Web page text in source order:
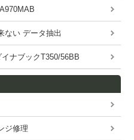
い データ抽出
ナブックT350/56BB
ジ修理